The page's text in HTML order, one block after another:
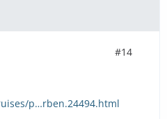
#14
p…rben.24494.html